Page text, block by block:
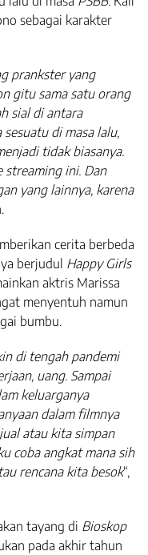
sebagai karakter
prankster yang
gitu sama satu orang
sial di antara
di masa lalu,
tidak biasanya.
streaming ini. Dan
yang lainnya, karena
cerita berbeda
berjudul Happy Girls
aktris Marissa
menyentuh namun
bumbu.
di tengah pandemi
uang. Sampai
keluarganya
dalam filmnya
atau kita simpan
coba angkat mana sih
rencana kita besok“,
tayang di Bioskop
pada akhir tahun